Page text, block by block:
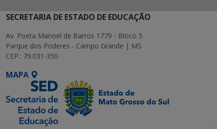
SECRETARIA DE ESTADO DE EDUCAÇÃO
Av. Poeta Manoel de Barros 1779 - Bloco 5
Parque dos Poderes - Campo Grande | MS
CEP.: 79.031-350
MAPA